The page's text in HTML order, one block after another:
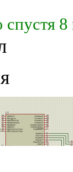
спустя